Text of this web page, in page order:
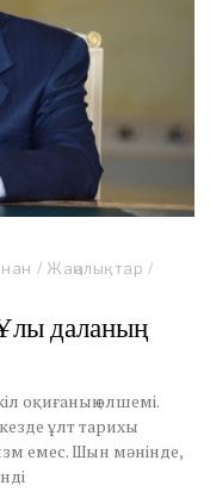
/ Жаңалықтар /
даланың
оқиғаның өлшемі.
кезде ұлт тарихы
емес. Шын мәнінде,